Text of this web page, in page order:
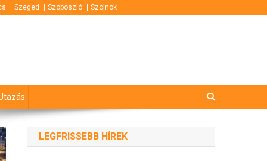
Szeged Szoboszló Szolnok
LEGFRISSEBB HÍREK